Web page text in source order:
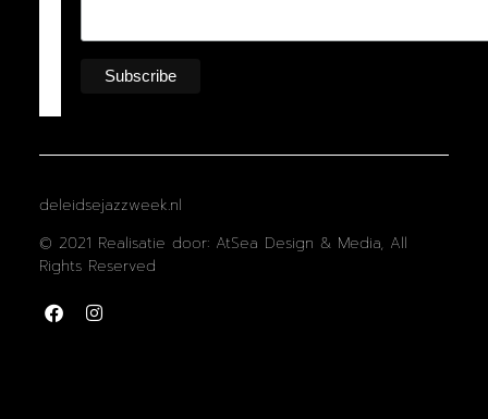
deleidsejazzweek.nl
© 2021 Realisatie door: AtSea Design & Media, All
Rights Reserved